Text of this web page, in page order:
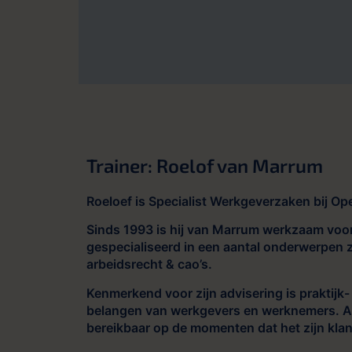
Trainer: Roelof van Marrum
Roeloef is Specialist Werkgeverzaken bij
Sinds 1993 is hij van Marrum werkzaam
gespecialiseerd in een aantal onderwerpen
arbeidsrecht & cao’s.
Kenmerkend voor zijn advisering is
belangen van werkgevers en werknemers.
bereikbaar op de momenten dat het zijn